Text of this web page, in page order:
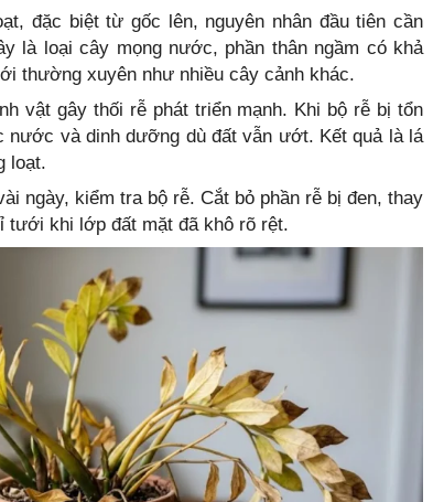
đặc biệt từ gốc lên, nguyên nhân đầu tiên cần
là loại cây mọng nước, phần thân ngầm có khả
thường xuyên như nhiều cây cảnh khác.
vật gây thối rễ phát triển mạnh. Khi bộ rễ bị tổn
và dinh dưỡng dù đất vẫn ướt. Kết quả là lá
loạt.
ngày, kiểm tra bộ rễ. Cắt bỏ phần rễ bị đen, thay
khi lớp đất mặt đã khô rõ rệt.